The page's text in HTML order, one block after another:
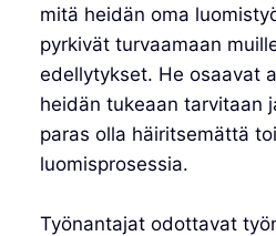
mitä heidän oma
pyrkivät turvaamaan
edellytykset. He osaavat
heidän tukeaan tarvitaan
paras olla häiritsemättä
luomisprosessia.
Työnantajat odottavat